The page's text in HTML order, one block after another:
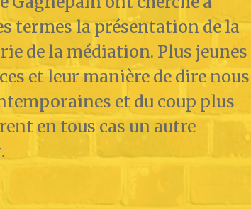
termes la présentation de la
de la médiation. Plus jeunes
et leur manière de dire nous
et du coup plus
en tous cas un autre